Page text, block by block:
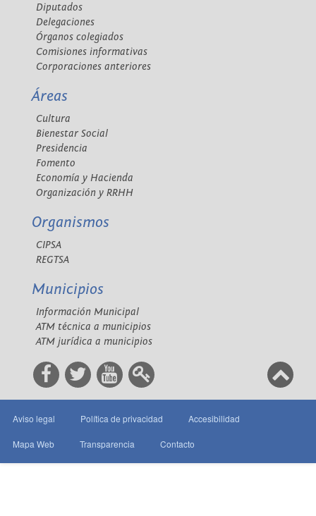
Diputados
Delegaciones
Órganos colegiados
Comisiones informativas
Corporaciones anteriores
Áreas
Cultura
Bienestar Social
Presidencia
Fomento
Economía y Hacienda
Organización y RRHH
Organismos
CIPSA
REGTSA
Municipios
Información Municipal
ATM técnica a municipios
ATM jurídica a municipios
Aviso legal Política de privacidad Accesibilidad
Mapa Web Transparencia Contacto